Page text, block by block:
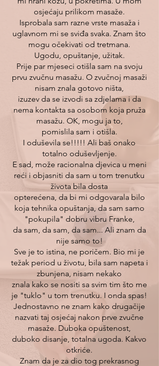
osjećaju prilikom masaže.
Isprobala sam razne vrste masaža i
uglavnom mi se sviđa svaka. Znam što
mogu očekivati od tretmana.
Ugodu, opuštanje, užitak.
Prije par mjeseci otišla sam na svoju
prvu zvučnu masažu. O zvučnoj masaži
nisam znala gotovo ništa,
izuzev da se izvodi sa zdjelama i da
nema kontakta sa osobom koja pruža
masažu. OK, mogu ja to,
pomislila sam i otišla.
I oduševila se!!!!! Ali baš onako
totalno oduševljenje.
E sad, može racionalna djevica u meni
reći i objasniti da sam u tom trenutku
života bila dosta
opterećena, da bi mi odgovarala bilo
koja tehnika opuštanja, da sam samo
"pokupila" dobru vibru Franke,
da sam, da sam, da sam... Ali znam da
nije samo to!
Sve je to istina, ne poričem. Bio mi je
težak period u životu, bila sam napeta i
zbunjena, nisam nekako
znala kako se nositi sa svim tim što me
je "tuklo" u tom trenutku. I onda spas!
Jednostavno ne znam kako drugačije
nazvati taj osjećaj nakon prve zvučne
masaže. Duboka opuštenost,
duboko disanje, totalna ugoda. Kakvo
otkriće.
Znam da je za dio tog prekrasnog